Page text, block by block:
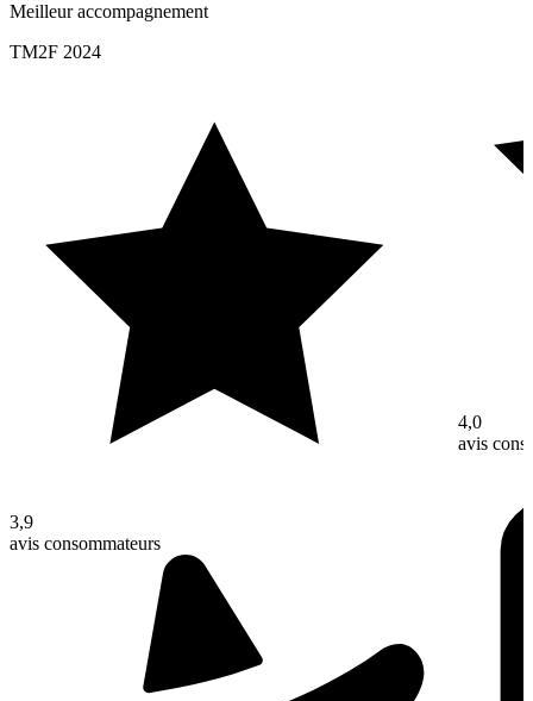
Meilleur accompagnement
TM2F 2024
3,9
avis consommateurs
4,0
avis